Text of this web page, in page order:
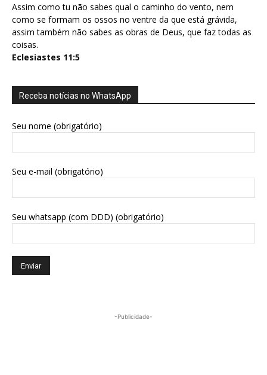
Assim como tu não sabes qual o caminho do vento, nem
como se formam os ossos no ventre da que está grávida,
assim também não sabes as obras de Deus, que faz todas as
coisas.
Eclesiastes 11:5
Receba notícias no WhatsApp
Seu nome (obrigatório)
Seu e-mail (obrigatório)
Seu whatsapp (com DDD) (obrigatório)
-Publicidade-